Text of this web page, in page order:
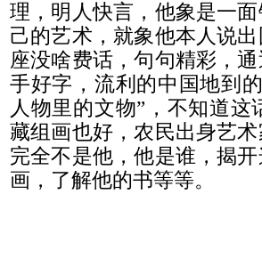
理，明人快言，他象是一
己的艺术，就象他本人说
座没啥费话，句句精彩，
手好字，流利的中国地到
人物里的文物”，不知道
藏组画也好，农民出身艺
完全不是他，他是谁，揭
画，了解他的书等等。